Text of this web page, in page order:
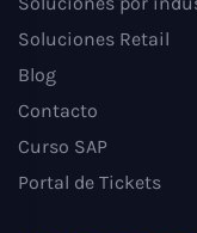
Soluciones Retail
Blog
Contacto
Curso SAP
Portal de Tickets